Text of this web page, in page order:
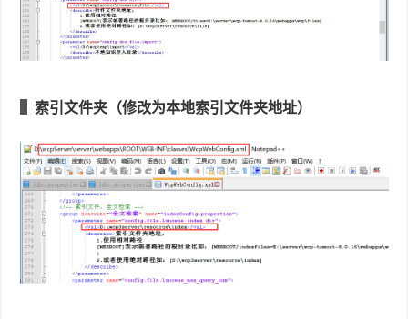
索引文件夹（修改为本地索引文件夹地址）